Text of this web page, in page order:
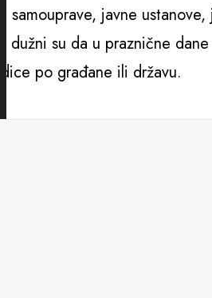
samouprave, javne
dužni su da u praznične
po građane ili državu.